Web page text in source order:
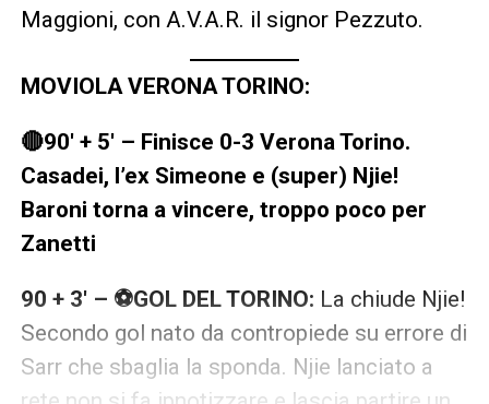
Maggioni, con A.V.A.R. il signor Pezzuto.
MOVIOLA VERONA TORINO:
🔴90′ + 5′ – Finisce 0-3 Verona Torino.
Casadei, l’ex Simeone e (super) Njie!
Baroni torna a vincere, troppo poco per
Zanetti
90 + 3′ – ⚽GOL DEL TORINO: La chiude Njie!
Secondo gol nato da contropiede su errore di
Sarr che sbaglia la sponda. Njie lanciato a